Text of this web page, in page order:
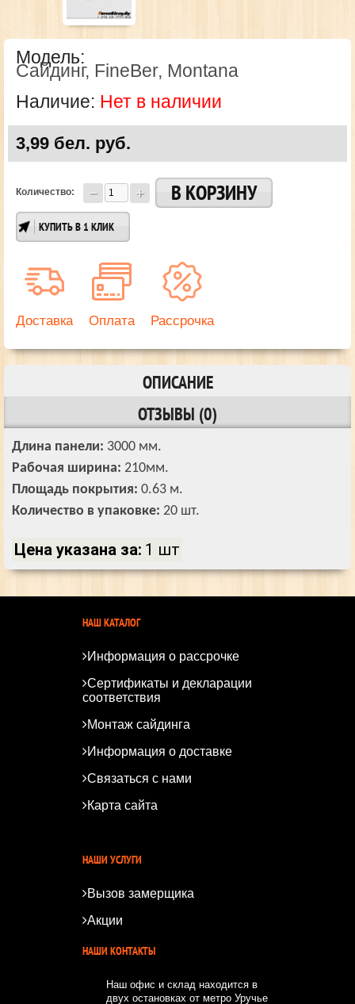
Модель:
Сайдинг, FineBer, Montana
Наличие: Нет в наличии
3,99 бел. руб.
Количество:
КУПИТЬ В 1 КЛИК
Доставка Оплата Рассрочка
ОПИСАНИЕ
ОТЗЫВЫ (0)
Длина панели: 3000 мм.
Рабочая ширина: 210мм.
Площадь покрытия: 0.63 м.
Количество в упаковке: 20 шт.
Цена указана за: 1 шт
НАШ КАТАЛОГ
Информация о рассрочке
Сертификаты и декларации
соответствия
Монтаж сайдинга
Информация о доставке
Связаться с нами
Карта сайта
НАШИ УСЛУГИ
Вызов замерщика
Акции
НАШИ КОНТАКТЫ
Наш офис и склад находится в
двух остановках от метро Уручье